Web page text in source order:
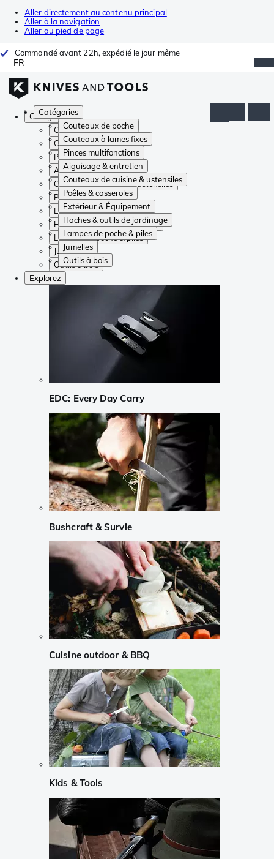
Aller directement au contenu principal
Aller à la navigation
Aller au pied de page
Commandé avant 22h, expédié le jour même
FR
Catégories
Couteaux de poche
Couteaux à lames fixes
Pinces multifonctions
Aiguisage & entretien
Couteaux de cuisine & ustensiles
Poêles & casseroles
Extérieur & Équipement
Haches & outils de jardinage
Lampes de poche & piles
Jumelles
Outils à bois
Catégories
Couteaux de poche
Couteaux à lames fixes
Pinces multifonctions
Aiguisage & entretien
Couteaux de cuisine & ustensiles
Poêles & casseroles
Extérieur & Équipement
Haches & outils de jardinage
Lampes de poche & piles
Jumelles
Outils à bois
Explorez
EDC: Every Day Carry
Bushcraft & Survie
Cuisine outdoor & BBQ
Kids & Tools